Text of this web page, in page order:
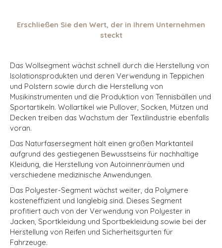
Erschließen Sie den Wert, der in Ihrem Unternehmen
steckt
Das Wollsegment wächst schnell durch die Herstellung von
Isolationsprodukten und deren Verwendung in Teppichen
und Polstern sowie durch die Herstellung von
Musikinstrumenten und die Produktion von Tennisbällen und
Sportartikeln. Wollartikel wie Pullover, Socken, Mützen und
Decken treiben das Wachstum der Textilindustrie ebenfalls
voran.
Das Naturfasersegment hält einen großen Marktanteil
aufgrund des gestiegenen Bewusstseins für nachhaltige
Kleidung, die Herstellung von Autoinnenräumen und
verschiedene medizinische Anwendungen.
Das Polyester-Segment wächst weiter, da Polymere
kosteneffizient und langlebig sind. Dieses Segment
profitiert auch von der Verwendung von Polyester in
Jacken, Sportkleidung und Sportbekleidung sowie bei der
Herstellung von Reifen und Sicherheitsgurten für
Fahrzeuge.